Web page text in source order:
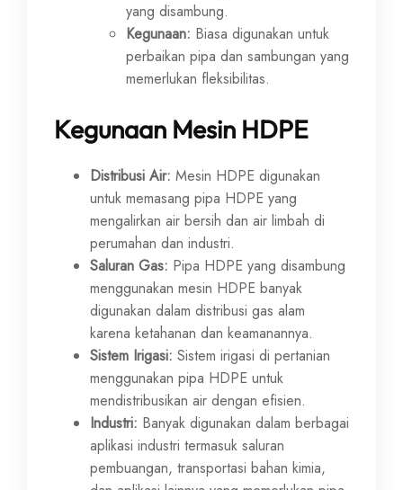
yang disambung.
Kegunaan: Biasa digunakan untuk
perbaikan pipa dan sambungan yang
memerlukan fleksibilitas.
Kegunaan Mesin HDPE
Distribusi Air: Mesin HDPE digunakan
untuk memasang pipa HDPE yang
mengalirkan air bersih dan air limbah di
perumahan dan industri.
Saluran Gas: Pipa HDPE yang disambung
menggunakan mesin HDPE banyak
digunakan dalam distribusi gas alam
karena ketahanan dan keamanannya.
Sistem Irigasi: Sistem irigasi di pertanian
menggunakan pipa HDPE untuk
mendistribusikan air dengan efisien.
Industri: Banyak digunakan dalam berbagai
aplikasi industri termasuk saluran
pembuangan, transportasi bahan kimia,